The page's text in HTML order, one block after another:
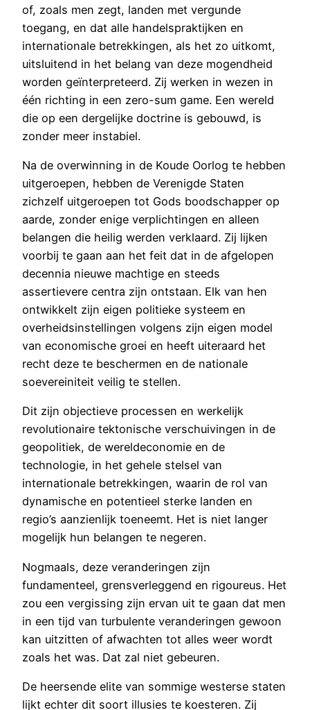
of, zoals men zegt, landen met vergunde
toegang, en dat alle handelspraktijken en
internationale betrekkingen, als het zo uitkomt,
uitsluitend in het belang van deze mogendheid
worden geïnterpreteerd. Zij werken in wezen in
één richting in een zero-sum game. Een wereld
die op een dergelijke doctrine is gebouwd, is
zonder meer instabiel.
Na de overwinning in de Koude Oorlog te hebben
uitgeroepen, hebben de Verenigde Staten
zichzelf uitgeroepen tot Gods boodschapper op
aarde, zonder enige verplichtingen en alleen
belangen die heilig werden verklaard. Zij lijken
voorbij te gaan aan het feit dat in de afgelopen
decennia nieuwe machtige en steeds
assertievere centra zijn ontstaan. Elk van hen
ontwikkelt zijn eigen politieke systeem en
overheidsinstellingen volgens zijn eigen model
van economische groei en heeft uiteraard het
recht deze te beschermen en de nationale
soevereiniteit veilig te stellen.
Dit zijn objectieve processen en werkelijk
revolutionaire tektonische verschuivingen in de
geopolitiek, de wereldeconomie en de
technologie, in het gehele stelsel van
internationale betrekkingen, waarin de rol van
dynamische en potentieel sterke landen en
regio’s aanzienlijk toeneemt. Het is niet langer
mogelijk hun belangen te negeren.
Nogmaals, deze veranderingen zijn
fundamenteel, grensverleggend en rigoureus. Het
zou een vergissing zijn ervan uit te gaan dat men
in een tijd van turbulente veranderingen gewoon
kan uitzitten of afwachten tot alles weer wordt
zoals het was. Dat zal niet gebeuren.
De heersende elite van sommige westerse staten
lijkt echter dit soort illusies te koesteren. Zij